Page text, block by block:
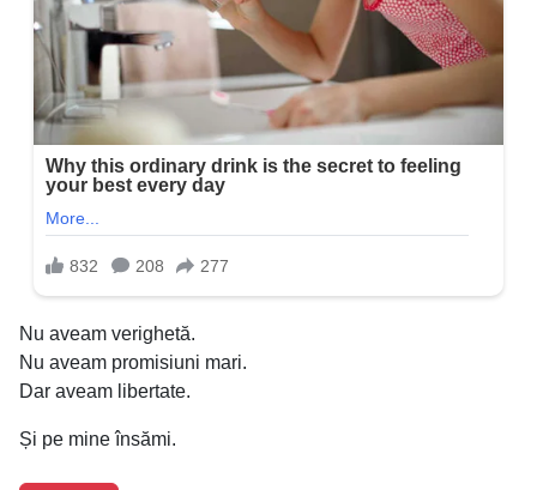
Nu aveam verighetă.
Nu aveam promisiuni mari.
Dar aveam libertate.
Și pe mine însămi.